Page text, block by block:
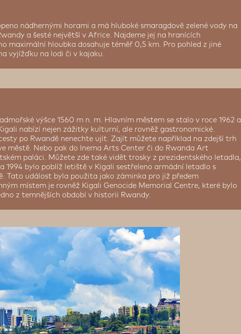
nádhernými horami a má hluboké smaragdově zelené vody na
a šesté největší v Africe. Najdeme jej na hranících
maximální hloubka dosahuje téměř 0,5 km. Pro pohled z jiné
vyjížďku na lodi či v kajaku.
výšce 1560 m n. m. Hlavním městem se stalo v roce 1962 a
nabízí nejen zážitky kulturní, ale rovněž gastronomické.
po Rwandě nenechte ujít. Zajít můžete například na zdejší trh
městě. Nebo pak do Inema Arts Center či do Rwanda Art
paláci. Můžete zde také vidět trosky z prezidentského letadla,
1994 bylo poblíž letiště v Kigali sestřeleno armádní letadlo s
Tato událost byla použita jako záminka pro již předem
místem je rovněž Kigali Genocide Memorial Centre, které bylo
z temnějších období v historii Rwandy.